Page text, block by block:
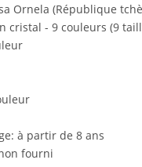
Ornela (République
cristal - 9 couleurs (9
à partir de 8 ans
fourni